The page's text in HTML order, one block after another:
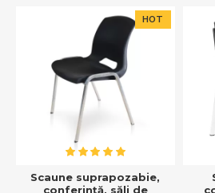
HOT
Scaune suprapozabie,
conferință, săli de